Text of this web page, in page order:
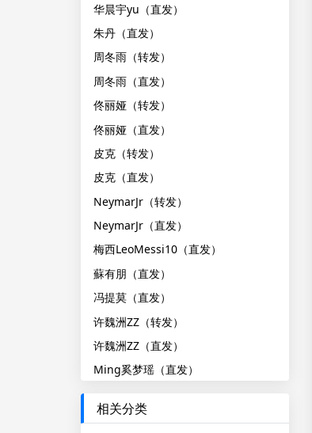
华晨宇yu（直发）
朱丹（直发）
周冬雨（转发）
周冬雨（直发）
佟丽娅（转发）
佟丽娅（直发）
皮克（转发）
皮克（直发）
NeymarJr（转发）
NeymarJr（直发）
梅西LeoMessi10（直发）
蘇有朋（直发）
冯提莫（直发）
许魏洲ZZ（转发）
许魏洲ZZ（直发）
Ming奚梦瑶（直发）
相关分类